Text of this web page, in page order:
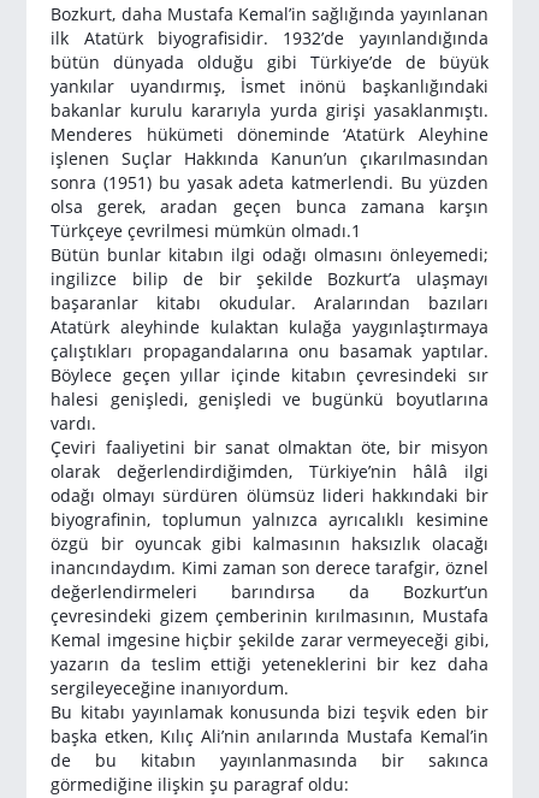
Bozkurt, daha Mustafa Kemal’in sağlığında yayınlanan
ilk Ata­türk biyografisidir. 1932’de yayınlandığında
bütün dünyada olduğu gibi Türkiye’de de büyük
yankılar uyandırmış, İsmet inönü başkanlı­ğındaki
bakanlar kurulu kararıyla yurda girişi yasaklanmıştı.
Mende­res hükümeti döneminde ‘Atatürk Aleyhine
işlenen Suçlar Hakkında Kanun’un çıkarılmasından
sonra (1951) bu yasak adeta katmerlendi. Bu yüzden
olsa gerek, aradan geçen bunca zamana karşın
Türkçeye çevrilmesi mümkün olmadı.1
Bütün bunlar kitabın ilgi odağı olmasını önleyemedi;
ingilizce bilip de bir şekilde Bozkurt’a ulaşmayı
başaranlar kitabı okudular. Aralarından bazıları
Atatürk aleyhinde kulaktan kulağa yaygınlaştır­maya
çalıştıkları propagandalarına onu basamak yaptılar.
Böylece geçen yıllar içinde kitabın çevresindeki sır
halesi genişledi, genişledi ve bugünkü boyutlarına
vardı.
Çeviri faaliyetini bir sanat olmaktan öte, bir misyon
olarak de­ğerlendirdiğimden, Türkiye’nin hâlâ ilgi
odağı olmayı sürdüren ölümsüz lideri hakkındaki bir
biyografinin, toplumun yalnızca ayrı­calıklı kesimine
özgü bir oyuncak gibi kalmasının haksızlık olacağı
inancındaydım. Kimi zaman son derece tarafgir, öznel
değerlendir­meleri barındırsa da Bozkurt’un
çevresindeki gizem çemberinin kırıl­masının, Mustafa
Kemal imgesine hiçbir şekilde zarar vermeyeceği gibi,
yazarın da teslim ettiği yeteneklerini bir kez daha
sergileyeceği­ne inanıyordum.
Bu kitabı yayınlamak konusunda bizi teşvik eden bir
başka et­ken, Kılıç Ali’nin anılarında Mustafa Kemal’in
de bu kitabın yayın­lanmasında bir sakınca
görmediğine ilişkin şu paragraf oldu: